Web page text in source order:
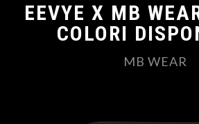
EEVYE X MB
COLORI
MB WEAR